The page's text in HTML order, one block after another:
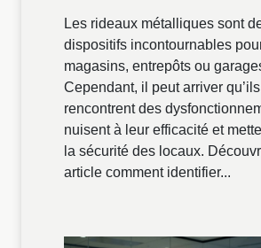
Les rideaux métalliques sont
dispositifs incontournables
magasins, entrepôts ou
Cependant, il peut arriver qu’ils
rencontrent des
nuisent à leur efficacité et
la sécurité des locaux.
article comment identifier...